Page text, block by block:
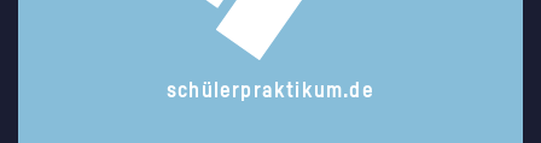
schülerpraktikum.de